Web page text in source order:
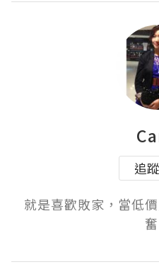
追蹤
就是喜歡敗家，當低